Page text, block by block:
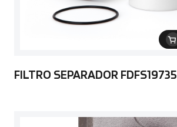
FILTRO SEPARADOR FDFS19735